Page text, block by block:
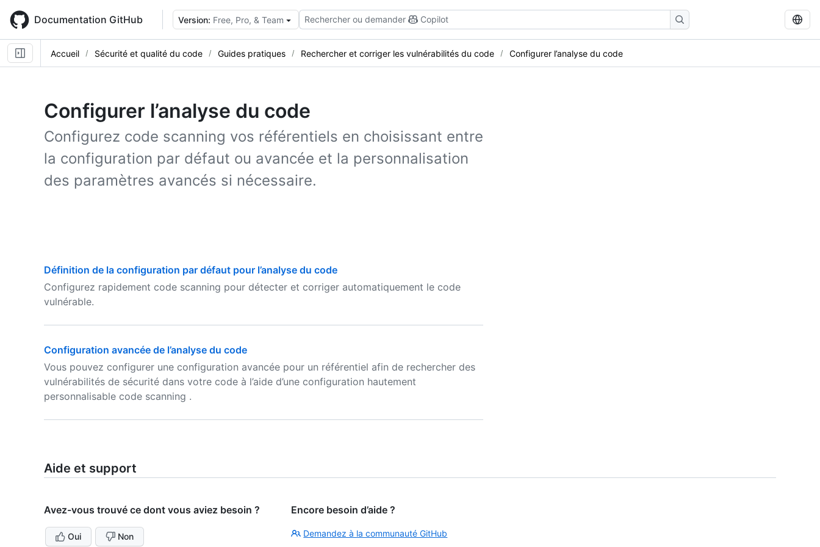
main
content
Documentation GitHub Version: Free, Pro, & Team Rechercher ou demander Copilot
Accueil Sécurité et qualité du code Guides pratiques Rechercher et corriger les vulnérabilités du code Configurer l’analyse du code
Configurer l’analyse du code
Configurez code scanning vos référentiels en choisissant entre
la configuration par défaut ou avancée et la personnalisation
des paramètres avancés si nécessaire.
Définition de la configuration par défaut pour l’analyse du code
Configurez rapidement code scanning pour détecter et corriger automatiquement le code
vulnérable.
Configuration avancée de l’analyse du code
Vous pouvez configurer une configuration avancée pour un référentiel afin de rechercher des
vulnérabilités de sécurité dans votre code à l’aide d’une configuration hautement
personnalisable code scanning .
Aide et support
Avez-vous trouvé ce dont vous aviez besoin ?
Oui Non
Encore besoin d’aide ?
Demandez à la communauté GitHub